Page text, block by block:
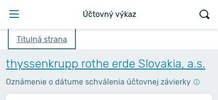
Účtovný výkaz
Titulná strana
thyssenkrupp rothe erde Slovakia, a.s.
Oznámenie o dátume schválenia účtovnej závierky